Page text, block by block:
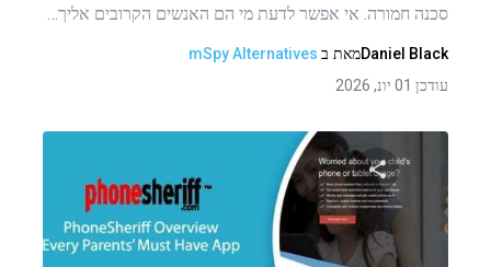
סכנה חמורה. אי אפשר לדעת מי הם האנשים הקרובים אליך…
Daniel Blackמאת ב mSpy Alternatives
עודכן 01 יונ, 2026
שתף מאמר זה